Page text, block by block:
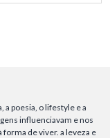
a poesia, o lifestyle e a
influenciavam e nos
de viver. a leveza e